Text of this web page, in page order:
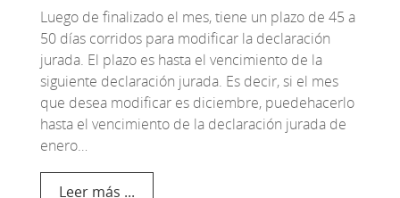
Luego de finalizado el mes, tiene un plazo de 45 a
50 días corridos para modificar la declaración
jurada. El plazo es hasta el vencimiento de la
siguiente declaración jurada. Es decir, si el mes
que desea modificar es diciembre, puedehacerlo
hasta el vencimiento de la declaración jurada de
enero…
Leer más ...